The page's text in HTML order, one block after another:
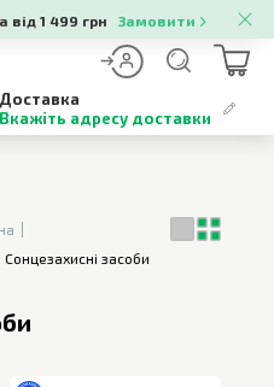
1 499 грн Замовити
Доставка
Вкажіть адресу доставки
Сонцезахисні засоби